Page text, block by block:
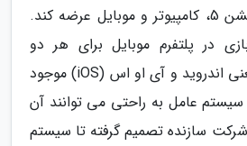
بازی را برای پلی استیشن 5، کامپیوتر و موبایل عرضه کند.
در پلتفرم موبایل برای هر دو
سیستم عامل اصلی یعنی اندروید و آی او اس (iOS) موجود
سیستم عامل به راحتی می توانند آن
سازنده تصمیم گرفته تا سیستم